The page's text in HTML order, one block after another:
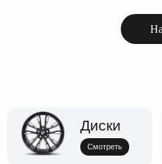
Смотреть
Датчики